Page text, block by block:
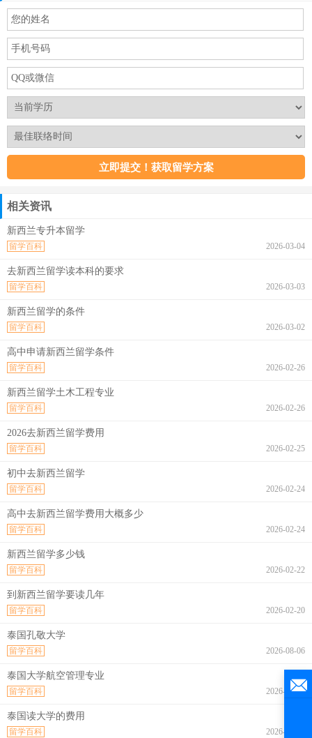
相关资讯
新西兰专升本留学
2026-03-04
留学百科
去新西兰留学读本科的要求
2026-03-03
留学百科
新西兰留学的条件
2026-03-02
留学百科
高中申请新西兰留学条件
2026-02-26
留学百科
新西兰留学土木工程专业
2026-02-26
留学百科
2026去新西兰留学费用
2026-02-25
留学百科
初中去新西兰留学
2026-02-24
留学百科
高中去新西兰留学费用大概多少
2026-02-24
留学百科
新西兰留学多少钱
2026-02-22
留学百科
到新西兰留学要读几年
2026-02-20
留学百科
泰国孔敬大学
2026-08-06
留学百科
泰国大学航空管理专业
2026-08-06
留学百科
泰国读大学的费用
2026-08-06
留学百科